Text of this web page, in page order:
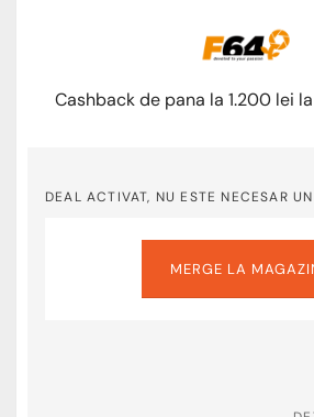
DEAL ACTIVAT, NU ESTE NECESAR
MERGE LA